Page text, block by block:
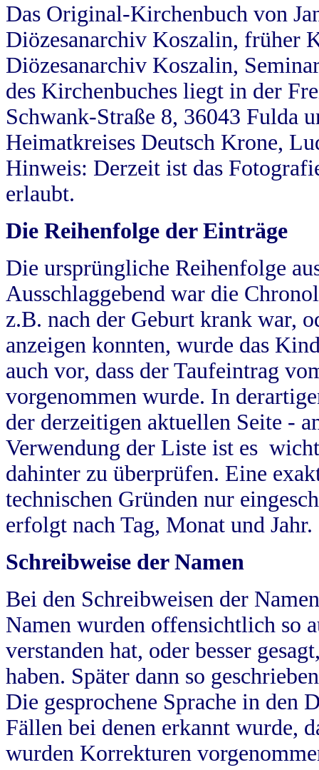
Das Original-Kirchenbuch von
Diözesanarchiv Koszalin, früher
Diözesanarchiv Koszalin,
des Kirchenbuches liegt in der
Schwank-Straße 8, 36043 Fulda
Heimatkreises Deutsch Krone,
Hinweis: Derzeit ist das
erlaubt.
Die Reihenfolge der Einträge
Die ursprüngliche Reihenfolge
Ausschlaggebend war die
z.B. nach der Geburt krank war,
anzeigen konnten, wurde das
auch vor, dass der Taufeintrag
vorgenommen wurde. In
der derzeitigen aktuellen Seite -
Verwendung der Liste ist es
dahinter zu überprüfen. Eine
technischen Gründen nur
erfolgt nach Tag, Monat und Jahr.
Schreibweise der Namen
Bei den Schreibweisen der
Namen wurden offensichtlich so
verstanden hat, oder besser
haben. Später dann so
Die gesprochene Sprache in
Fällen bei denen erkannt wurde,
wurden Korrekturen